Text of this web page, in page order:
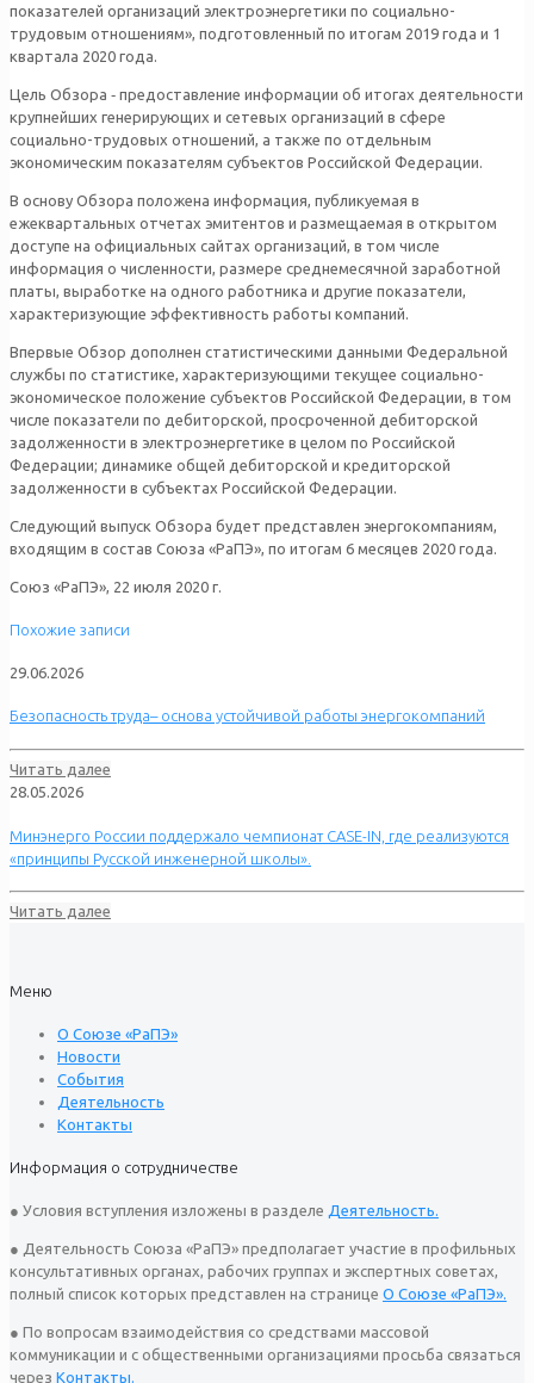
показателей организаций электроэнергетики по социально-
трудовым отношениям», подготовленный по итогам 2019 года и 1
квартала 2020 года.
Цель Обзора ‑ предоставление информации об итогах деятельности
крупнейших генерирующих и сетевых организаций в сфере
социально-трудовых отношений, а также по отдельным
экономическим показателям субъектов Российской Федерации.
В основу Обзора положена информация, публикуемая в
ежеквартальных отчетах эмитентов и размещаемая в открытом
доступе на официальных сайтах организаций, в том числе
информация о численности, размере среднемесячной заработной
платы, выработке на одного работника и другие показатели,
характеризующие эффективность работы компаний.
Впервые Обзор дополнен статистическими данными Федеральной
службы по статистике, характеризующими текущее социально-
экономическое положение субъектов Российской Федерации, в том
числе показатели по дебиторской, просроченной дебиторской
задолженности в электроэнергетике в целом по Российской
Федерации; динамике общей дебиторской и кредиторской
задолженности в субъектах Российской Федерации.
Следующий выпуск Обзора будет представлен энергокомпаниям,
входящим в состав Союза «РаПЭ», по итогам 6 месяцев 2020 года.
Союз «РаПЭ», 22 июля 2020 г.
Похожие записи
29.06.2026
Безопасность труда– основа устойчивой работы энергокомпаний
Читать далее
28.05.2026
Минэнерго России поддержало чемпионат CASE-IN, где реализуются
«принципы Русской инженерной школы».
Читать далее
Меню
О Союзе «РаПЭ»
Новости
События
Деятельность
Контакты
Информация о сотрудничестве
● Условия вступления изложены в разделе Деятельность.
● Деятельность Союза «РаПЭ» предполагает участие в профильных
консультативных органах, рабочих группах и экспертных советах,
полный список которых представлен на странице О Союзе «РаПЭ».
● По вопросам взаимодействия со средствами массовой
коммуникации и с общественными организациями просьба связаться
через Контакты.